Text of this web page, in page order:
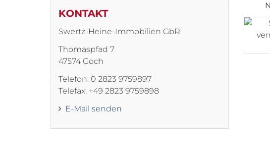
KONTAKT
Swertz-Heine-Immobilien GbR
Thomaspfad 7
47574 Goch
Telefon: 0 2823 9759897
Telefax: +49 2823 9759898
E-Mail senden